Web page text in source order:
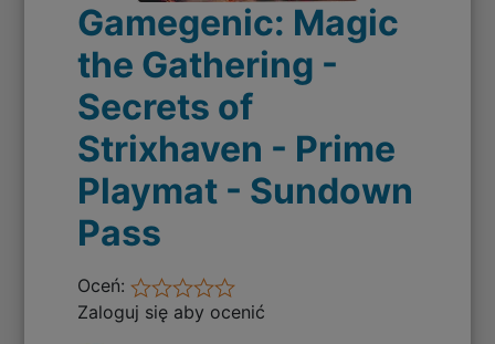
Gamegenic: Magic
the Gathering -
Secrets of
Strixhaven - Prime
Playmat - Sundown
Pass
Oceń:
Zaloguj się aby ocenić